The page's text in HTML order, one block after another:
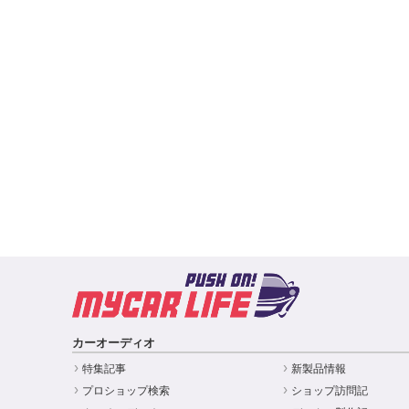
カーオーディオ
特集記事
新製品情報
プロショップ検索
ショップ訪問記